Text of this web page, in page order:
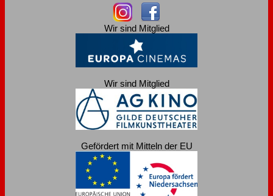
Wir sind Mitglied
Wir sind Mitglied
Gefördert mit Mitteln der EU